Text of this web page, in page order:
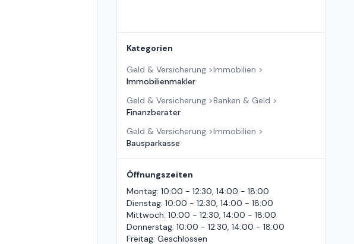
Kategorien
Geld & Versicherung >Immobilien >
Immobilienmakler
Geld & Versicherung >Banken & Geld >
Finanzberater
Geld & Versicherung >Immobilien >
Bausparkasse
Öffnungszeiten
Montag: 10:00 - 12:30, 14:00 - 18:00
Dienstag: 10:00 - 12:30, 14:00 - 18:00
Mittwoch: 10:00 - 12:30, 14:00 - 18:00
Donnerstag: 10:00 - 12:30, 14:00 - 18:00
Freitag: Geschlossen